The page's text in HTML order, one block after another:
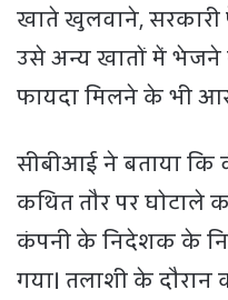
खाते खुलवाने,
उसे अन्य खातों में भेजने
फायदा मिलने के भी
सीबीआई ने बताया
कथित तौर पर घोटाले
कंपनी के निदेशक के
गया। तलाशी के दौरान